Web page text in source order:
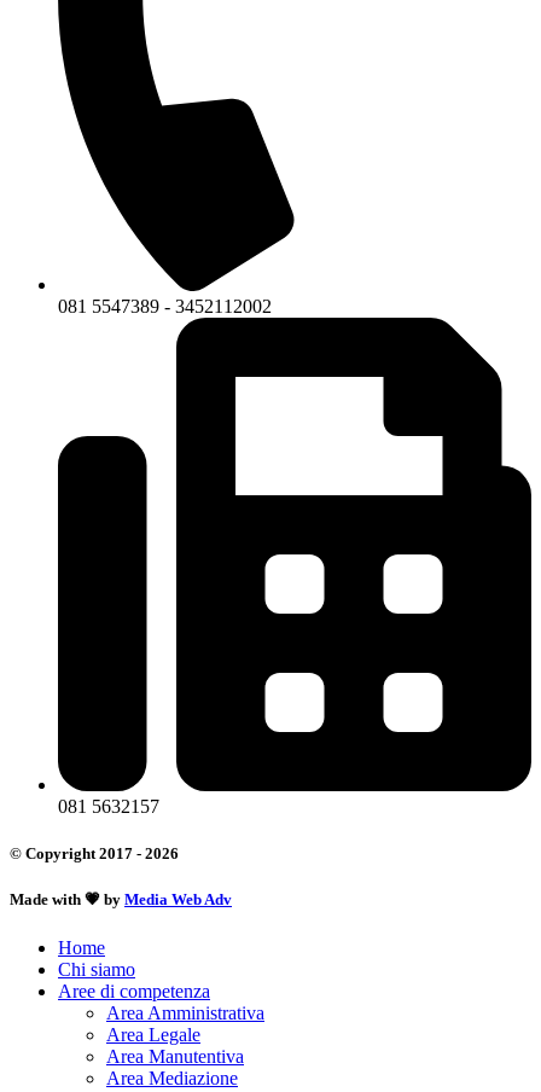
081 5547389 - 3452112002
081 5632157
© Copyright 2017 - 2026
Made with 💗 by Media Web Adv
Home
Chi siamo
Aree di competenza
Area Amministrativa
Area Legale
Area Manutentiva
Area Mediazione